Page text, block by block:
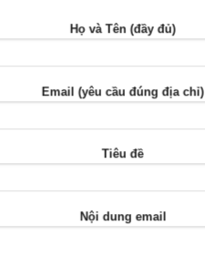
Họ và Tên (đầy đủ)
Email (yêu cầu đúng địa chỉ)
Tiêu đề
Nội dung email